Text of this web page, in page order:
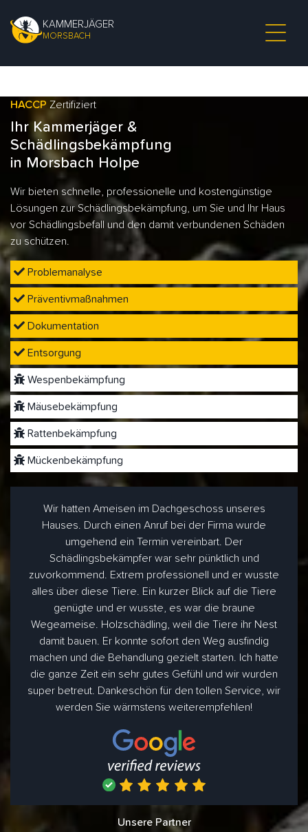
KAMMERJÄGER
MORSBACH
HACCP Zertifiziert
Ihr Kammerjäger &
Schädlingsbekämpfung
in Morsbach Holpe
Wir bieten schnelle, professionelle und kostengünstige
Lösungen zur Schädlingsbekämpfung, um Sie und Ihr Haus
vor Schädlingsbefall und den damit verbundenen Schäden
zu schützen.
Problemanalyse
Präventivmaßnahmen
Dokumentation
Entsorgung
Wespenbekämpfung
Mäusebekämpfung
Rattenbekämpfung
Mückenbekämpfung
Wir hatten Ameisen im Dachgeschoss unseres
Hauses. Durch einen Anruf bei der Firma wurde
umgehend ein Termin vereinbart. Der
Schädlingsbekämpfer war sehr pünktlich und
zuvorkommend. Extrem professionell und er wusste
alles über diese Tiere. Ein kurzer Blick auf die Tiere
genügte und er wusste, es war die braune
Wegeameise. Holzschädling, weil die Tiere ihr Nest
damit bauen. Er konnte sofort den Weg ausfindig
machen und die Behandlung gezielt starten. Ich hatte
die ganze Zeit ein sehr gutes Gefühl und wir wurden
super betreut. Dankeschön für den tollen Service, wir
werden Sie wärmstens weiterempfehlen!
Unsere Partner